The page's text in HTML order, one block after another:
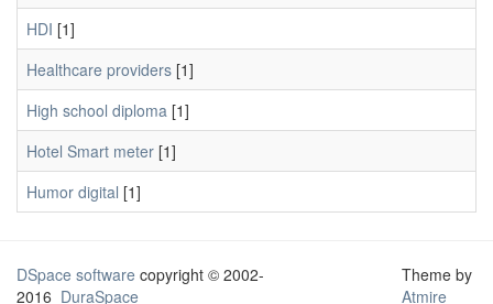
HDI [1]
Healthcare providers [1]
High school diploma [1]
Hotel Smart meter [1]
Humor digital [1]
DSpace software copyright © 2002-
2016 DuraSpace
Theme by
Atmire